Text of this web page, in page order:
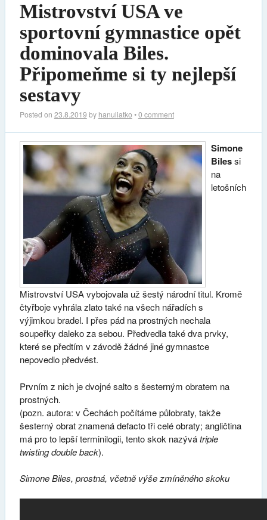
Mistrovství USA ve
sportovní gymnastice opět
dominovala Biles.
Připomeňme si ty nejlepší
sestavy
Posted on 23.8.2019 by hanuliatko •0 comment
Simone
Bilessi
na
letošních
Mistrovství USA vybojovala už šestý národní titul. Kromě
čtyřboje vyhrála zlato také na všech nářadích s
výjimkou bradel. I přes pád na prostných nechala
soupeřky daleko za sebou. Předvedla také dva prvky,
které se předtím v závodě žádné jiné gymnastce
nepovedlo předvést.
Prvním z nich je dvojné salto s šesterným obratem na
prostných.
(pozn. autora: v Čechách počítáme půlobraty, takže
šesterný obrat znamená defacto tři celé obraty; angličtina
má pro to lepší terminilogii, tento skok nazývátriple
twisting double back).
Simone Biles, prostná, včetně výše zmíněného skoku